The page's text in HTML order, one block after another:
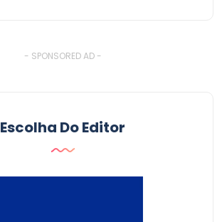
- SPONSORED AD -
Escolha Do Editor